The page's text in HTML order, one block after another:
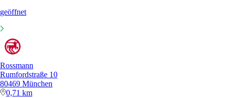
geöffnet
Rossmann
Rumfordstraße 10
80469 München
0,71 km